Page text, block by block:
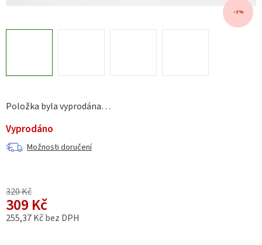
Položka byla vyprodána…
Vyprodáno
Možnosti doručení
320 Kč
309 Kč
255,37 Kč bez DPH
–3 %